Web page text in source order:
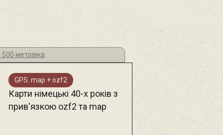
метрівка
GPS: map + ozf2
Карти німецькі 40-х років з
прив'язкою ozf2 та map